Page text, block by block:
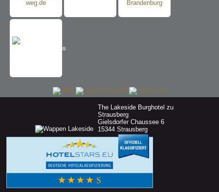
The Lakeside Burghotel zu
Strausberg
Gielsdorfer Chaussee 6
15344 Strausberg